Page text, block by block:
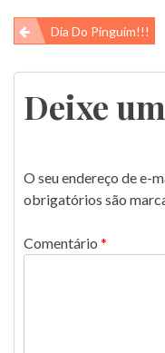
Navegação
de
Post
Dia Do Pinguim!!!
Deixe
O seu endereço de e-
obrigatórios são
Comentário *